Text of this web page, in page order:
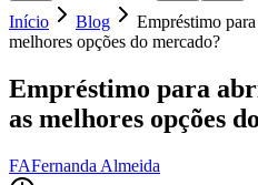
Início
Blog
Empréstimo
melhores opções do mercado?
Empréstimo para
as melhores opções
FAFernanda Almeida